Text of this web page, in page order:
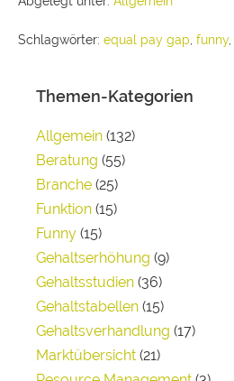
Schlagwörter: equal pay gap funny,
Themen-Kategorien
Allgemein (132)
Beratung (55)
Branche (25)
Funktion (15)
Funny (15)
Gehaltserhöhung (9)
Gehaltsstudien (36)
Gehaltstabellen (15)
Gehaltsverhandlung (17)
Marktübersicht (21)